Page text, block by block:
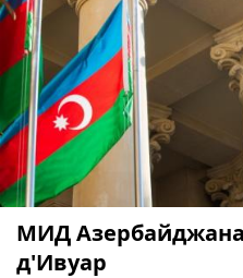
МИД
д'Ивуар